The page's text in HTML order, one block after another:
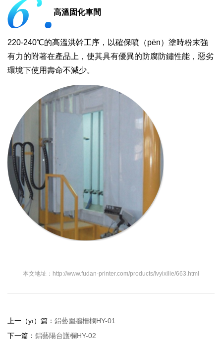
高溫固化車間
220-240℃的高溫洪幹工序，以確保噴（pēn）塗時粉末強
有力的附著在產品上，使其具有優異的防腐防鏽性能，惡劣
環境下使用壽命不減少。
本文地址：http://www.fudan-printer.com/products/lvyixilie/663.html
上一（yī）篇： 鋁藝圍牆柵欄HY-01
下一篇： 鋁藝陽台護欄HY-02